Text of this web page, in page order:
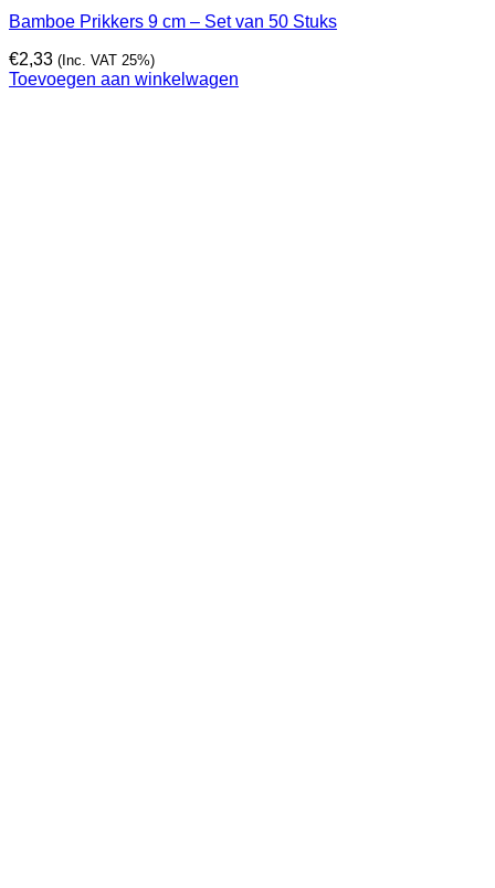
Bamboe Prikkers 9 cm – Set van 50 Stuks
€2,33 (Inc. VAT 25%)
Toevoegen aan winkelwagen